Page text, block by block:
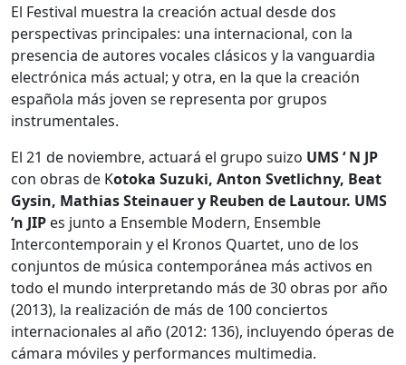
El Festival muestra la creación actual desde dos
perspectivas principales: una internacional, con la
presencia de autores vocales clásicos y la vanguardia
electrónica más actual; y otra, en la que la creación
española más joven se representa por grupos
instrumentales.
El 21 de noviembre, actuará el grupo suizo UMS ‘ N JP
con obras de Kotoka Suzuki, Anton Svetlichny, Beat
Gysin, Mathias Steinauer y Reuben de Lautour. UMS
‘n JIP es junto a Ensemble Modern, Ensemble
Intercontemporain y el Kronos Quartet, uno de los
conjuntos de música contemporánea más activos en
todo el mundo interpretando más de 30 obras por año
(2013), la realización de más de 100 conciertos
internacionales al año (2012: 136), incluyendo óperas de
cámara móviles y performances multimedia.